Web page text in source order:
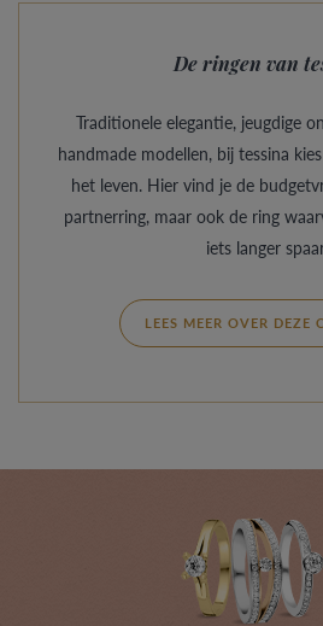
De ringen van
Traditionele elegantie, jeugdige
handmade modellen, bij tessina
het leven. Hier vind je de
partnerring, maar ook de ring
iets langer
LEES MEER OVER DEZE